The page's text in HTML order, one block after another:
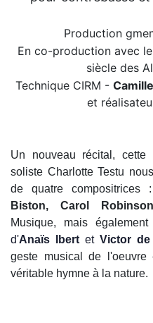
Production
En co-production avec
siècle des
Technique CIRM -
et
Un nouveau récital,
soliste Charlotte Testu
de quatre compositrices :
Biston, Carol
Musique, mais
d'Anaïs Ibertet Victor
geste musical de l'oeuvre
véritable hymne à la nature.